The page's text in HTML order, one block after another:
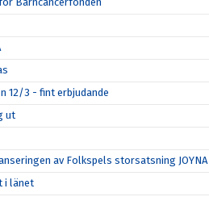
12/3 - fint erbjudande
ut
av Folkspels storsatsning JOYNA
i länet